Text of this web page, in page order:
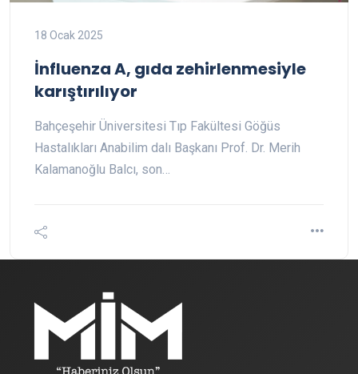
18 Ocak 2025
İnfluenza A, gıda zehirlenmesiyle
karıştırılıyor
Bahçeşehir Üniversitesi Tıp Fakültesi Göğüs
Hastalıkları Anabilim dalı Başkanı Prof. Dr. Merih
Kalamanoğlu Balcı, son…